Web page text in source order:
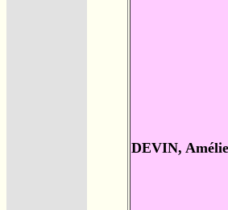
DEVIN,